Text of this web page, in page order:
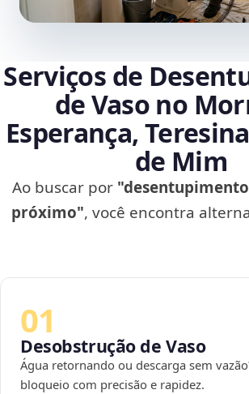
Serviços de
de Vaso no
Esperança,
de Mim
Ao buscar por
próximo", você encontra
01
Desobstrução de Vaso
Água retornando ou descarga sem
bloqueio com precisão e rapidez.